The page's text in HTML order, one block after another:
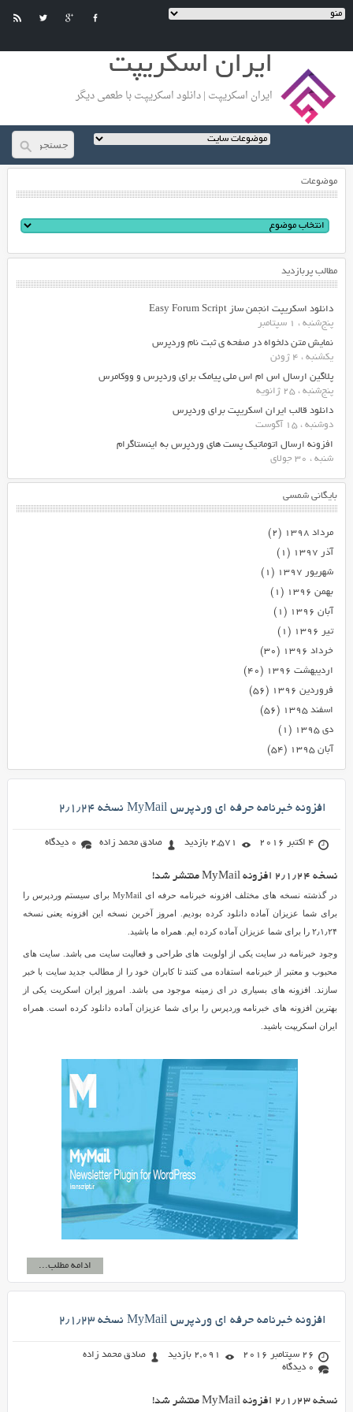
ایران اسکریپت
ایران اسکریپت | دانلود اسکریپت با طعمی دیگر
موضوعات
مطالب پربازدید
دانلود اسکریپت انجمن ساز Easy Forum Script
پنج‌شنبه ، 1 سپتامبر
نمایش متن دلخواه در صفحه ی ثبت نام وردپرس
یکشنبه ، 4 ژوئن
پلاگین ارسال اس ام اس ملی پیامک برای وردپرس و ووکامرس
پنج‌شنبه ، 25 ژانویه
دانلود قالب ایران اسکریپت برای وردپرس
دوشنبه ، 15 آگوست
افزونه ارسال اتوماتیک پست های وردپرس به اینستاگرام
شنبه ، 30 جولای
بایگانی شمسی
مرداد ۱۳۹۸
(۲)
آذر ۱۳۹۷
(۱)
شهریور ۱۳۹۷
(۱)
بهمن ۱۳۹۶
(۱)
آبان ۱۳۹۶
(۱)
تیر ۱۳۹۶
(۱)
خرداد ۱۳۹۶
(۳۰)
اردیبهشت ۱۳۹۶
(۴۰)
فروردین ۱۳۹۶
(۵۶)
اسفند ۱۳۹۵
(۵۶)
دی ۱۳۹۵
(۱)
آبان ۱۳۹۵
(۵۴)
افزونه خبرنامه حرفه ای وردپرس MyMail نسخه ۲٫۱٫۲۴
4 اکتبر 2016 2,571 بازدید صادق محمد زاده 0 دیدگاه
نسخه ۲٫۱٫۲۴ افزونه MyMail منتشر شد!
در گذشته نسخه های مختلف افزونه خبرنامه حرفه ای MyMail برای سیستم وردپرس را
برای شما عزیزان آماده دانلود کرده بودیم. امروز آخرین نسخه این افزونه یعنی نسخه
۲٫۱٫۲۴ را برای شما عزیزان آماده کرده ایم. همراه ما باشید.
وجود خبرنامه در سایت یکی از اولویت های طراحی و فعالیت سایت می باشد. سایت های
محبوب و معتبر از خبرنامه استفاده می کنند تا کابران خود را از مطالب جدید سایت با خبر
سازند. افزونه های بسیاری در ای زمینه موجود می باشد. امروز ایران اسکریت یکی از
بهترین افزونه های خبرنامه وردپرس را برای شما عزیزان آماده دانلود کرده است. همراه
ایران اسکریپت باشید.
ادامه مطلب...
افزونه خبرنامه حرفه ای وردپرس MyMail نسخه ۲٫۱٫۲۳
26 سپتامبر 2016 2,091 بازدید
صادق محمد زاده
0 دیدگاه
نسخه ۲٫۱٫۲۳ افزونه MyMail منتشر شد!